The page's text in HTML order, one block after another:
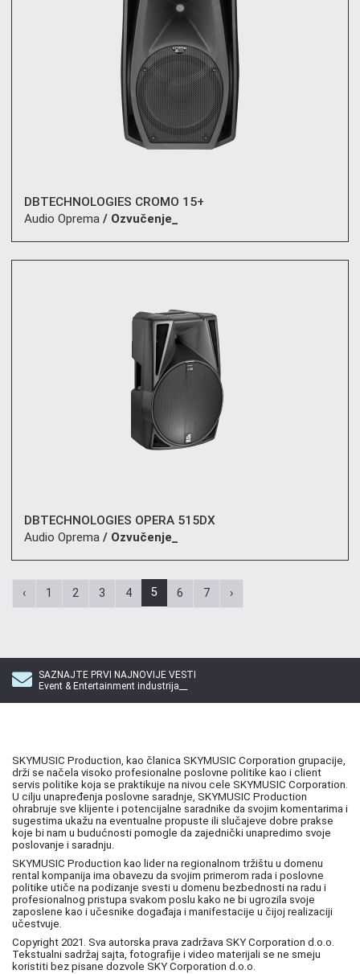
DBTECHNOLOGIES CROMO 15+
Audio Oprema / Ozvučenje_
DBTECHNOLOGIES OPERA 515DX
Audio Oprema / Ozvučenje_
‹ 1 2 3 4 5 6 7 ›
SAZNAJTE PRVI NAJNOVIJE VESTI
Event & Entertainment industrija__
SKYMUSIC Production, kao članica SKYMUSIC Corporation grupacije,
drži se načela visoko profesionalne poslovne politike kao i client
servis politike koja se praktikuje na nivou cele SKYMUSIC Corporation.
U cilju unapređenja poslovne saradnje, SKYMUSIC Production
ohrabruje sve klijente i potencijalne saradnike da svojim komentarima i
sugestima ukažu na eventualne propuste ili slučajeve dobre prakse
koje bi nam u budućnosti pomogle da zajednički unapredimo svoje
poslovanje i saradnju.
SKYMUSIC Production kao lider na regionalnom tržištu u domenu
rental kompanija ima obavezu da svojim primerom rada i poslovne
politike utiče na podizanje svesti u domenu bezbednosti na radu i
profesionalnog pristupa svakom poslu kako ne bi ugrozila svoje
zaposlene kao i učesnike događaja i manifestacije u čijoj realizaciji
učestvuje.
Copyright 2021. Sva autorska prava zadržava SKY Corporation d.o.o.
Tekstualni sadržaj sajta, fotografije i video materijali se ne smeju
koristiti bez pisane dozvole SKY Corporation d.o.o.